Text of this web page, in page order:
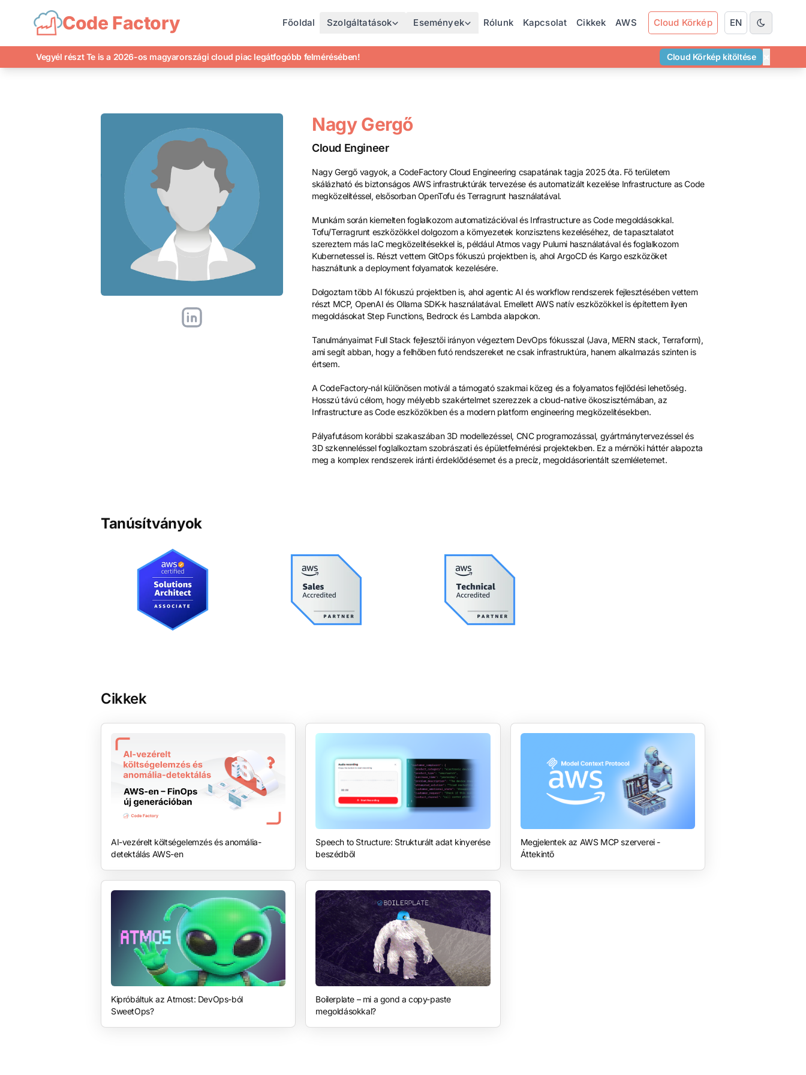
Code Factory Főoldal Szolgáltatások Események Rólunk Kapcsolat Cikkek AWS Cloud Körkép EN
Vegyél részt Te is a 2026-os magyarországi cloud piac legátfogóbb felmérésében! Cloud Körkép kitöltése
Nagy Gergő
Cloud Engineer
Nagy Gergő vagyok, a CodeFactory Cloud Engineering csapatának tagja 2025 óta. Fő területem
skálázható és biztonságos AWS infrastruktúrák tervezése és automatizált kezelése Infrastructure as Code
megközelítéssel, elsősorban OpenTofu és Terragrunt használatával.
Munkám során kiemelten foglalkozom automatizációval és Infrastructure as Code megoldásokkal.
Tofu/Terragrunt eszközökkel dolgozom a környezetek konzisztens kezeléséhez, de tapasztalatot
szereztem más IaC megközelítésekkel is, például Atmos vagy Pulumi használatával és foglalkozom
Kubernetessel is. Részt vettem GitOps fókuszú projektben is, ahol ArgoCD és Kargo eszközöket
használtunk a deployment folyamatok kezelésére.
Dolgoztam több AI fókuszú projektben is, ahol agentic AI és workflow rendszerek fejlesztésében vettem
részt MCP, OpenAI és Ollama SDK-k használatával. Emellett AWS natív eszközökkel is építettem ilyen
megoldásokat Step Functions, Bedrock és Lambda alapokon.
Tanulmányaimat Full Stack fejlesztői irányon végeztem DevOps fókusszal (Java, MERN stack, Terraform),
ami segít abban, hogy a felhőben futó rendszereket ne csak infrastruktúra, hanem alkalmazás szinten is
értsem.
A CodeFactory-nál különösen motivál a támogató szakmai közeg és a folyamatos fejlődési lehetőség.
Hosszú távú célom, hogy mélyebb szakértelmet szerezzek a cloud-native ökoszisztémában, az
Infrastructure as Code eszközökben és a modern platform engineering megközelítésekben.
Pályafutásom korábbi szakaszában 3D modellezéssel, CNC programozással, gyártmánytervezéssel és
3D szkenneléssel foglalkoztam szobrászati és épületfelmérési projektekben. Ez a mérnöki háttér alapozta
meg a komplex rendszerek iránti érdeklődésemet és a precíz, megoldásorientált szemléletemet.
Tanúsítványok
Cikkek
AI-vezérelt költségelemzés és anomália-
detektálás AWS-en
Speech to Structure: Strukturált adat kinyerése
beszédből
Megjelentek az AWS MCP szerverei -
Áttekintő
Kipróbáltuk az Atmost: DevOps-ból
SweetOps?
Boilerplate – mi a gond a copy-paste
megoldásokkal?